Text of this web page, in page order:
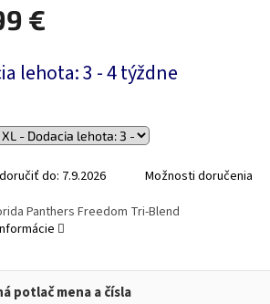
€
lehota: 3 - 4 týždne
do: 7.9.2026 Možnosti doručenia
potlač mena a čísla
Panthers Freedom Tri-Blend